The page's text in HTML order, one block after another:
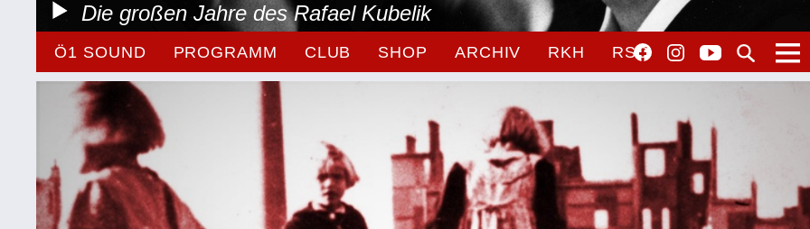
Die großen Jahre des Rafael Kubelik
Ö1 SOUND PROGRAMM CLUB SHOP ARCHIV RKH RSO